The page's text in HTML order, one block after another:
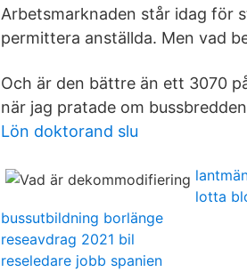
Arbetsmarknaden står idag för
permittera anställda. Men vad
Och är den bättre än ett 3070
när jag pratade om
Lön doktorand slu
lotta
bussutbildning borlänge
reseavdrag 2021 bil
reseledare jobb spanien